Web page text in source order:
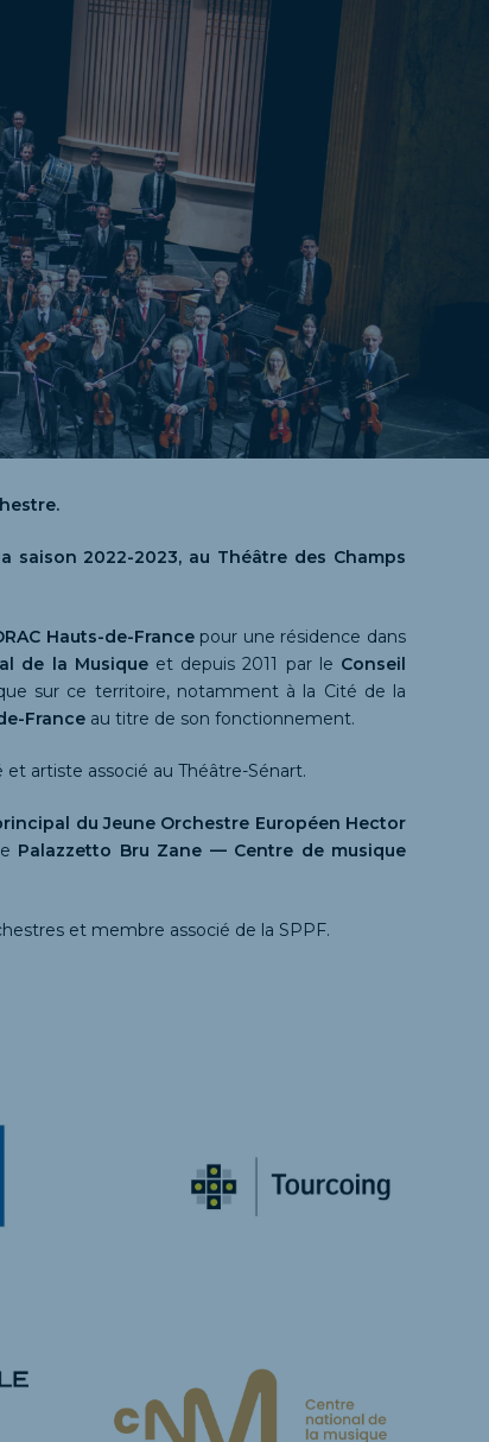
saison 2022-2023, au Théâtre des Champs
Hauts-de-Francepour une résidence dans
de la Musiqueet depuis 2011 par le Conseil
sur ce territoire, notamment à la Cité de la
France au titre de son fonctionnement.
artiste associé au Théâtre-Sénart.
du Jeune Orchestre Européen Hector
Palazzetto Bru Zane — Centre de musique
et membre associé de la SPPF.